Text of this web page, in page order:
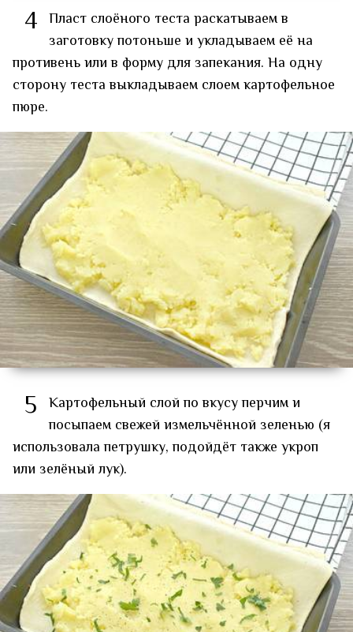
4 Пласт слоёного теста раскатываем в
заготовку потоньше и укладываем её на
противень или в форму для запекания. На одну
сторону теста выкладываем слоем картофельное
пюре.
5 Картофельный слой по вкусу перчим и
посыпаем свежей измельчённой зеленью (я
использовала петрушку, подойдёт также укроп
или зелёный лук).